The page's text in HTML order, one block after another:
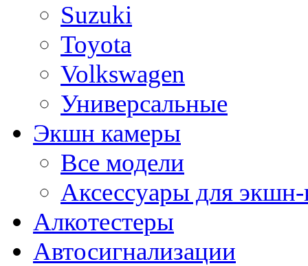
Suzuki
Toyota
Volkswagen
Универсальные
Экшн камеры
Все модели
Аксессуары для
Алкотестеры
Автосигнализации